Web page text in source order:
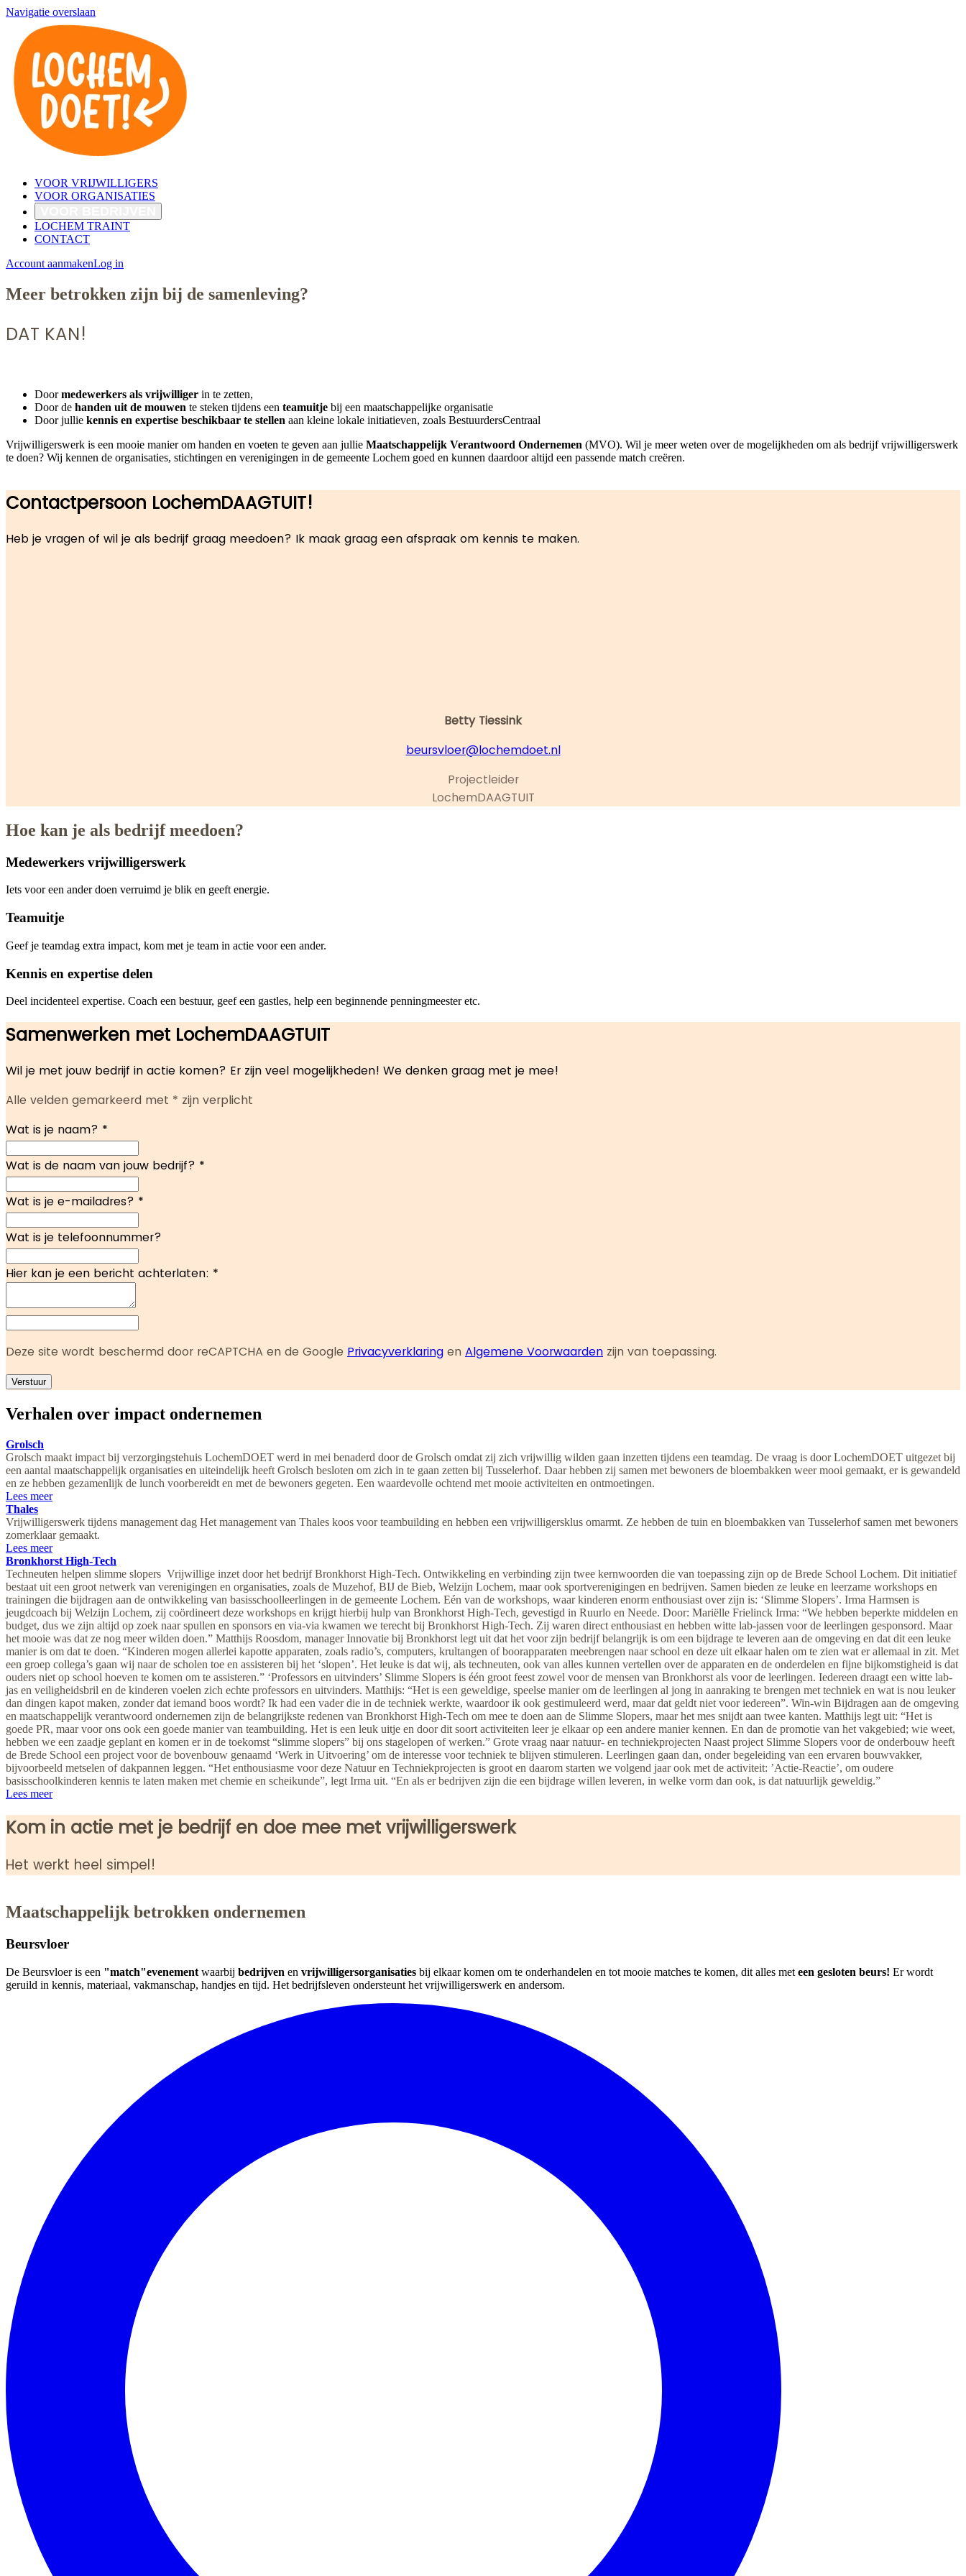
Navigatie overslaan
VOOR VRIJWILLIGERS
VOOR ORGANISATIES
LOCHEM TRAINT
CONTACT
Account aanmakenLog in
Meer betrokken zijn bij de samenleving?
DAT KAN!
Doormedewerkers als vrijwilliger in te zetten,
Door de handen uit de mouwen te steken tijdens een teamuitje bij een maatschappelijke organisatie
Door jullie kennis en expertise beschikbaar te stellen aan kleine lokale initiatieven, zoals BestuurdersCentraal
Vrijwilligerswerk is een mooie manier om handen en voeten te geven aan jullie Maatschappelijk Verantwoord Ondernemen (MVO). Wil je meer weten over de mogelijkheden om als bedrijf vrijwilligerswerk
te doen? Wij kennen de organisaties, stichtingen en verenigingen in de gemeente Lochem goed en kunnen daardoor altijd een passende match creëren.
Contactpersoon LochemDAAGTUIT!
Heb je vragen of wil je als bedrijf graag meedoen? Ik maak graag een afspraak om kennis te maken.
Betty Tiessink
beursvloer@lochemdoet.nl
Projectleider
LochemDAAGTUIT
Hoe kan je als bedrijf meedoen?
Medewerkers vrijwilligerswerk
Iets voor een ander doen verruimd je blik en geeft energie.
Teamuitje
Geef je teamdag extra impact, kom met je team in actie voor een ander.
Kennis en expertise delen
Deel incidenteel expertise. Coach een bestuur, geef een gastles, help een beginnende penningmeester etc.
Samenwerken met LochemDAAGTUIT
Wil je met jouw bedrijf in actie komen? Er zijn veel mogelijkheden! We denken graag met je mee!
Alle velden gemarkeerd met * zijn verplicht
Wat is je naam? *
Wat is de naam van jouw bedrijf? *
Wat is je e-mailadres? *
Wat is je telefoonnummer?
Hier kan je een bericht achterlaten: *
Deze site wordt beschermd door reCAPTCHA en de Google Privacyverklaring en Algemene Voorwaarden zijn van toepassing.
Verstuur
Verhalen over impact ondernemen
Grolsch
Grolsch maakt impact bij verzorgingstehuis LochemDOET werd in mei benaderd door de Grolsch omdat zij zich vrijwillig wilden gaan inzetten tijdens een teamdag. De vraag is door LochemDOET uitgezet bij
een aantal maatschappelijk organisaties en uiteindelijk heeft Grolsch besloten om zich in te gaan zetten bij Tusselerhof. Daar hebben zij samen met bewoners de bloembakken weer mooi gemaakt, er is gewandeld
en ze hebben gezamenlijk de lunch voorbereidt en met de bewoners gegeten. Een waardevolle ochtend met mooie activiteiten en ontmoetingen.
Lees meer
Thales
Vrijwilligerswerk tijdens management dag Het management van Thales koos voor teambuilding en hebben een vrijwilligersklus omarmt. Ze hebben de tuin en bloembakken van Tusselerhof samen met bewoners
zomerklaar gemaakt.
Lees meer
Bronkhorst High-Tech
Techneuten helpen slimme slopers Vrijwillige inzet door het bedrijf Bronkhorst High-Tech. Ontwikkeling en verbinding zijn twee kernwoorden die van toepassing zijn op de Brede School Lochem. Dit initiatief
bestaat uit een groot netwerk van verenigingen en organisaties, zoals de Muzehof, BIJ de Bieb, Welzijn Lochem, maar ook sportverenigingen en bedrijven. Samen bieden ze leuke en leerzame workshops en
trainingen die bijdragen aan de ontwikkeling van basisschoolleerlingen in de gemeente Lochem. Eén van de workshops, waar kinderen enorm enthousiast over zijn is: ‘Slimme Slopers’. Irma Harmsen is
jeugdcoach bij Welzijn Lochem, zij coördineert deze workshops en krijgt hierbij hulp van Bronkhorst High-Tech, gevestigd in Ruurlo en Neede. Door: Mariëlle Frielinck Irma: “We hebben beperkte middelen en
budget, dus we zijn altijd op zoek naar spullen en sponsors en via-via kwamen we terecht bij Bronkhorst High-Tech. Zij waren direct enthousiast en hebben witte lab-jassen voor de leerlingen gesponsord. Maar
het mooie was dat ze nog meer wilden doen.” Matthijs Roosdom, manager Innovatie bij Bronkhorst legt uit dat het voor zijn bedrijf belangrijk is om een bijdrage te leveren aan de omgeving en dat dit een leuke
manier is om dat te doen. “Kinderen mogen allerlei kapotte apparaten, zoals radio’s, computers, krultangen of boorapparaten meebrengen naar school en deze uit elkaar halen om te zien wat er allemaal in zit. Met
een groep collega’s gaan wij naar de scholen toe en assisteren bij het ‘slopen’. Het leuke is dat wij, als techneuten, ook van alles kunnen vertellen over de apparaten en de onderdelen en fijne bijkomstigheid is dat
ouders niet op school hoeven te komen om te assisteren.” ‘Professors en uitvinders’ Slimme Slopers is één groot feest zowel voor de mensen van Bronkhorst als voor de leerlingen. Iedereen draagt een witte lab-
jas en veiligheidsbril en de kinderen voelen zich echte professors en uitvinders. Matthijs: “Het is een geweldige, speelse manier om de leerlingen al jong in aanraking te brengen met techniek en wat is nou leuker
dan dingen kapot maken, zonder dat iemand boos wordt? Ik had een vader die in de techniek werkte, waardoor ik ook gestimuleerd werd, maar dat geldt niet voor iedereen”. Win-win Bijdragen aan de omgeving
en maatschappelijk verantwoord ondernemen zijn de belangrijkste redenen van Bronkhorst High-Tech om mee te doen aan de Slimme Slopers, maar het mes snijdt aan twee kanten. Matthijs legt uit: “Het is
goede PR, maar voor ons ook een goede manier van teambuilding. Het is een leuk uitje en door dit soort activiteiten leer je elkaar op een andere manier kennen. En dan de promotie van het vakgebied; wie weet,
hebben we een zaadje geplant en komen er in de toekomst “slimme slopers” bij ons stagelopen of werken.” Grote vraag naar natuur- en techniekprojecten Naast project Slimme Slopers voor de onderbouw heeft
de Brede School een project voor de bovenbouw genaamd ‘Werk in Uitvoering’ om de interesse voor techniek te blijven stimuleren. Leerlingen gaan dan, onder begeleiding van een ervaren bouwvakker,
bijvoorbeeld metselen of dakpannen leggen. “Het enthousiasme voor deze Natuur en Techniekprojecten is groot en daarom starten we volgend jaar ook met de activiteit: ’Actie-Reactie’, om oudere
basisschoolkinderen kennis te laten maken met chemie en scheikunde”, legt Irma uit. “En als er bedrijven zijn die een bijdrage willen leveren, in welke vorm dan ook, is dat natuurlijk geweldig.”
Lees meer
Kom in actie met je bedrijf en doe mee met vrijwilligerswerk
Het werkt heel simpel!
Maatschappelijk betrokken ondernemen
Beursvloer
De Beursvloer is een "match"evenement waarbij bedrijven en vrijwilligersorganisaties bij elkaar komen om te onderhandelen en tot mooie matches te komen, dit alles met een gesloten beurs! Er wordt
geruild in kennis, materiaal, vakmanschap, handjes en tijd. Het bedrijfsleven ondersteunt het vrijwilligerswerk en andersom.